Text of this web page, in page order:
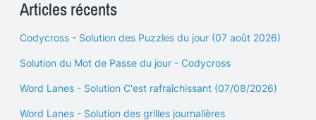
Articles récents
Codycross - Solution des Puzzles du jour (07 août 2026)
Solution du Mot de Passe du jour - Codycross
Word Lanes - Solution C'est rafraîchissant (07/08/2026)
Word Lanes - Solution des grilles journalières